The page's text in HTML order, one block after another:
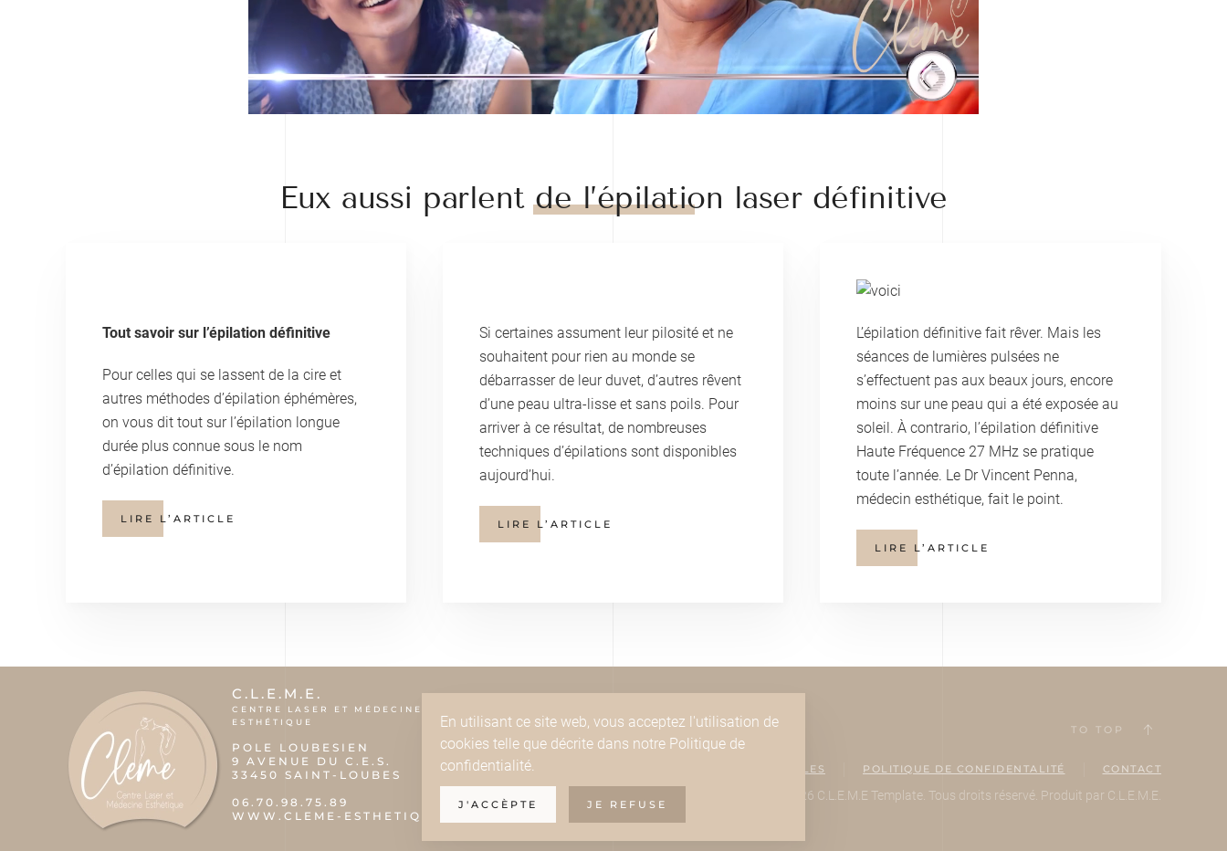
Eux aussi parlent de l’épilation laser définitive
Tout savoir sur l’épilation définitive
Pour celles qui se lassent de la cire et
autres méthodes d’épilation éphémères,
on vous dit tout sur l’épilation longue
durée plus connue sous le nom
d’épilation définitive.
LIRE L’ARTICLE
Si certaines assument leur pilosité et ne
souhaitent pour rien au monde se
débarrasser de leur duvet, d’autres rêvent
d’une peau ultra-lisse et sans poils. Pour
arriver à ce résultat, de nombreuses
techniques d’épilations sont disponibles
aujourd’hui.
LIRE L’ARTICLE
L’épilation définitive fait rêver. Mais les
séances de lumières pulsées ne
s’effectuent pas aux beaux jours, encore
moins sur une peau qui a été exposée au
soleil. À contrario, l’épilation définitive
Haute Fréquence 27 MHz se pratique
toute l’année. Le Dr Vincent Penna,
médecin esthétique, fait le point.
LIRE L’ARTICLE
C.L.E.M.E.
CENTRE LASER ET MÉDECINE
ESTHÉTIQUE
POLE LOUBESIEN
9 AVENUE DU C.E.S.
33450 SAINT-LOUBES
06.70.98.75.89
WWW.CLEME-ESTHETIQUE.FR
TO TOP
MENTIONS LÉGALES POLITIQUE DE CONFIDENTALITÉ CONTACT
2026 C.L.E.M.E Template. Tous droits réservé. Produit par C.L.E.M.E.
En utilisant ce site web, vous acceptez l'utilisation de
cookies telle que décrite dans notre Politique de
confidentialité.
J'ACCÈPTE JE REFUSE